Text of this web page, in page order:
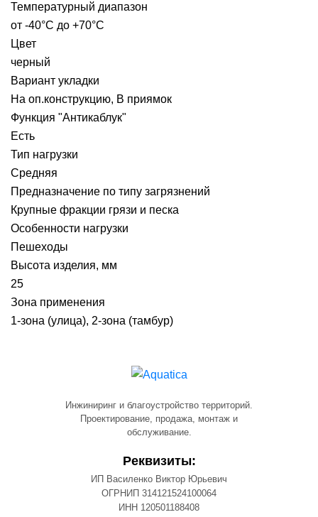
Температурный диапазон
от -40°С до +70°С
Цвет
черный
Вариант укладки
На оп.конструкцию, В приямок
Функция "Антикаблук"
Есть
Тип нагрузки
Средняя
Предназначение по типу загрязнений
Крупные фракции грязи и песка
Особенности нагрузки
Пешеходы
Высота изделия, мм
25
Зона применения
1-зона (улица), 2-зона (тамбур)
Инжиниринг и благоустройство территорий.
Проектирование, продажа, монтаж и
обслуживание.
Реквизиты:
ИП Василенко Виктор Юрьевич
ОГРНИП 314121524100064
ИНН 120501188408